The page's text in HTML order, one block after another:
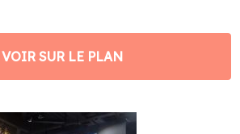
VOIR SUR LE PLAN